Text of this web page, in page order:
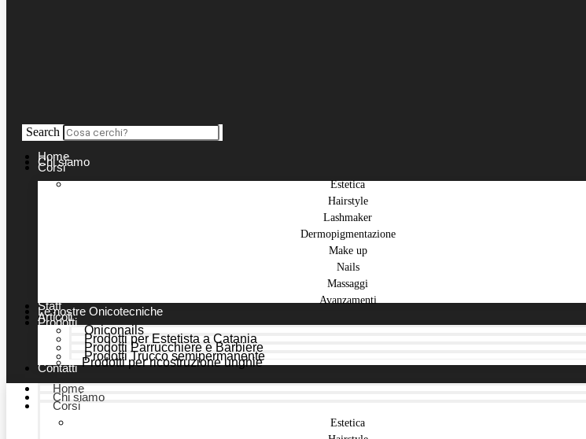
Search
Home
Chi siamo
Corsi
Estetica
Hairstyle
Lashmaker
Dermopigmentazione
Make up
Nails
Massaggi
Avanzamenti
Staff
Le nostre Onicotecniche
Articoli
Prodotti
Oniconails
Prodotti per Estetista a Catania
Prodotti Parrucchiere e Barbiere
Prodotti Trucco semipermanente
Prodotti per ricostruzione unghie
Contatti
Home
Chi siamo
Corsi
Estetica